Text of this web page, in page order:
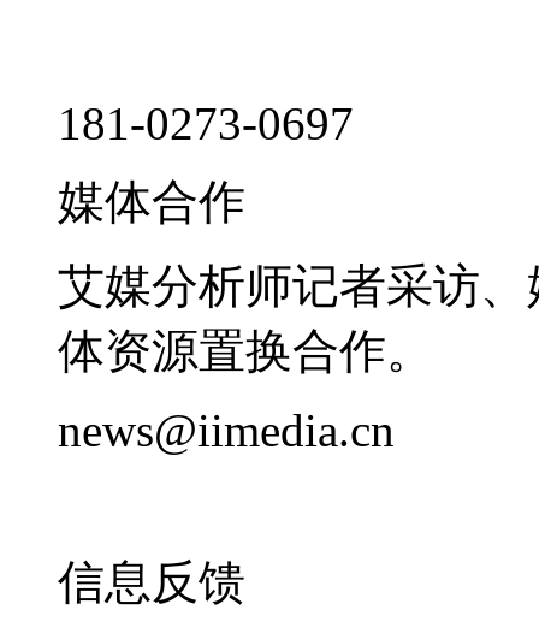
181-0273-0697
媒体合作
艾媒分析师记者采访
体资源置换合作。
news@iimedia.cn
信息反馈